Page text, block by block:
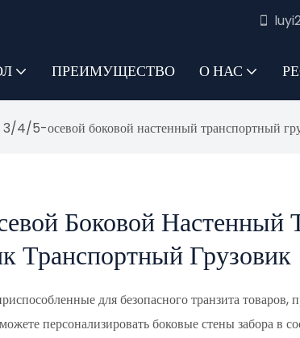
ПРЕИМУЩЕСТВО О НАС
3/4/5-осевой боковой настенный транспортный
Боковой Настенный
Транспортный Грузовик
для безопасного транзита товаров,
персонализировать боковые стены забора в